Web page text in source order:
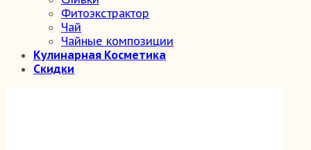
Фитоэкстрактор
Чай
Чайные композиции
Кулинарная Косметика
Скидки